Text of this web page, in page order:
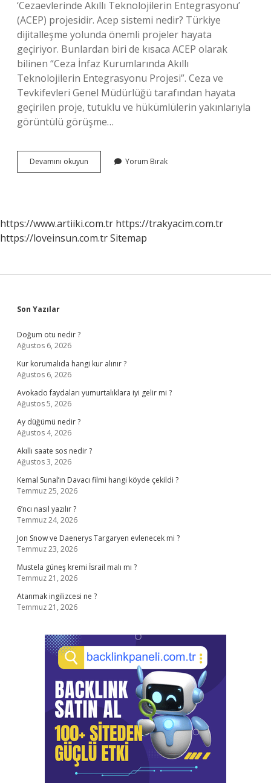
‘Cezaevlerinde Akıllı Teknolojilerin Entegrasyonu’
(ACEP) projesidir. Acep sistemi nedir? Türkiye
dijitalleşme yolunda önemli projeler hayata
geçiriyor. Bunlardan biri de kısaca ACEP olarak
bilinen “Ceza İnfaz Kurumlarında Akıllı
Teknolojilerin Entegrasyonu Projesi”. Ceza ve
Tevkifevleri Genel Müdürlüğü tarafından hayata
geçirilen proje, tutuklu ve hükümlülerin yakınlarıyla
görüntülü görüşme…
Devamını okuyun
Açilimi
Yorum Bırak
https://www.artiiki.com.tr https://trakyacim.com.tr
https://loveinsun.com.trSitemap
Sidebar
Son Yazılar
Doğum otu nedir ?
Ağustos 6, 2026
Kur korumalıda hangi kur alınır ?
Ağustos 6, 2026
Avokado faydaları yumurtalıklara iyi gelir mi ?
Ağustos 5, 2026
Ay düğümü nedir ?
Ağustos 4, 2026
Akıllı saate sos nedir ?
Ağustos 3, 2026
Kemal Sunal’ın Davacı filmi hangi köyde çekildi ?
Temmuz 25, 2026
6’ncı nasıl yazılır ?
Temmuz 24, 2026
Jon Snow ve Daenerys Targaryen evlenecek mi ?
Temmuz 23, 2026
Mustela güneş kremi İsrail malı mı ?
Temmuz 21, 2026
Atanmak ingilizcesi ne ?
Temmuz 21, 2026